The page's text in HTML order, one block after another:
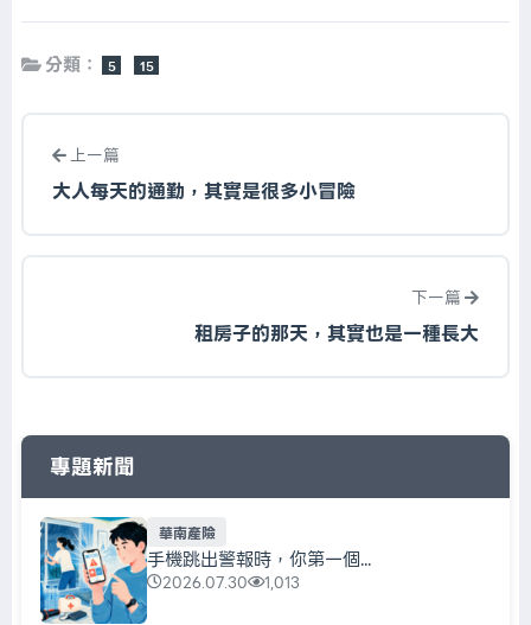
分類： 5 15
上一篇
大人每天的通勤，其實是很多小冒險
下一篇
租房子的那天，其實也是一種長大
專題新聞
華南產險
手機跳出警報時，你第一個...
2026.07.30 1,013